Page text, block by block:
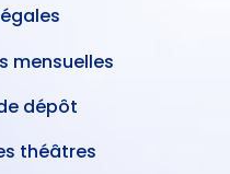
mensuelles
dépôt
théâtres